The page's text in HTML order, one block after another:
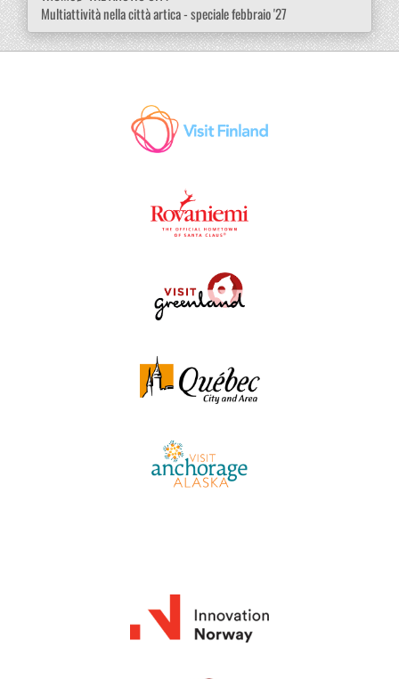
Multiattività nella città artica - speciale febbraio '27